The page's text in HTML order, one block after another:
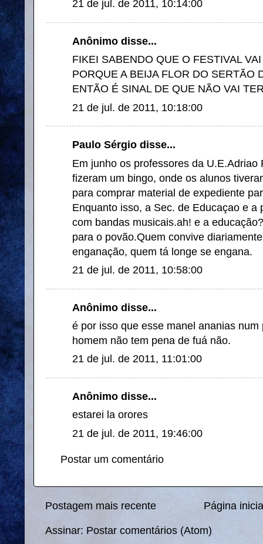
21 de jul. de 2011, 10:14:00
Anônimo disse...
FIKEI SABENDO QUE O FESTIVAL
PORQUE A BEIJA FLOR DO SERTÃO
ENTÃO É SINAL DE QUE NÃO VAI
21 de jul. de 2011, 10:18:00
Paulo Sérgio disse...
Em junho os professores da U.E.Adriao
fizeram um bingo, onde os alunos
para comprar material de expediente
Enquanto isso, a Sec. de Educaçao e a
com bandas musicais.ah! e a
para o povão.Quem convive
enganação, quem tá longe se engana.
21 de jul. de 2011, 10:58:00
Anônimo disse...
é por isso que esse manel ananias
homem não tem pena de fuá não.
21 de jul. de 2011, 11:01:00
Anônimo disse...
estarei la orores
21 de jul. de 2011, 19:46:00
Postar um comentário
Postagem mais recente Página
Assinar: Postar comentários (Atom)